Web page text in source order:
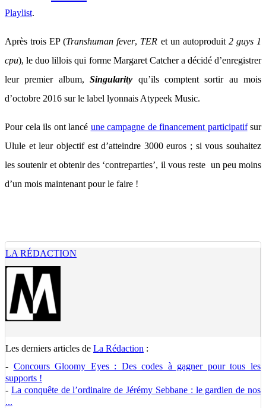
Playlist.
Après trois EP (Transhuman fever, TER et un autoproduit 2 guys 1
cpu), le duo lillois qui forme Margaret Catcher a décidé d’enregistrer
leur premier album,Singularity qu’ils comptent sortir au mois
d’octobre 2016 sur le label lyonnais Atypeek Music.
Pour cela ils ont lancé une campagne de financement participatifsur
Ulule et leur objectif est d’atteindre 3000 euros ; si vous souhaitez
les soutenir et obtenir des ‘contreparties’, il vous reste un peu moins
d’un mois maintenant pour le faire !
LA RÉDACTION
Les derniers articles de La Rédaction :
- Concours Gloomy Eyes : Des codes à gagner pour tous les
supports !
- La conquête de l’ordinaire de Jérémy Sebbane : le gardien de nos
...